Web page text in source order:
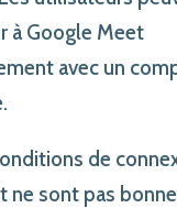
à Google Meet
avec un
de
ne sont pas